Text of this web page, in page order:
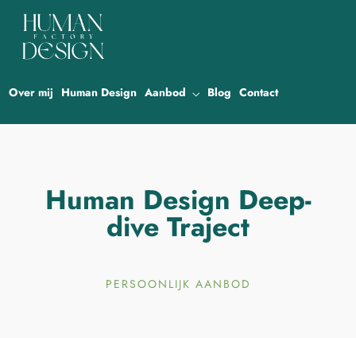
Over mij Human Design Aanbod Blog Contact
Human Design Deep-
dive Traject
PERSOONLIJK AANBOD